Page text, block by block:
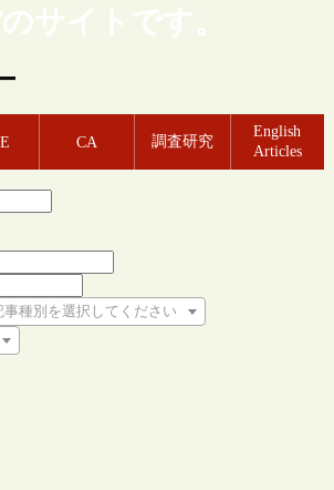
サイトです。
CA 調査研究
English
Articles
種別を選択してください
択してください